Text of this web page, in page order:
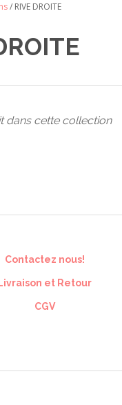
/ RIVE DROITE
dans cette collection
Contactez nous!
Livraison et Retour
CGV